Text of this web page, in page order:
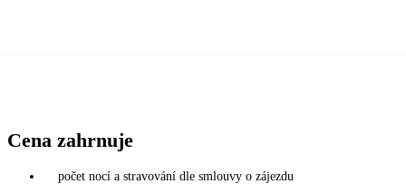
Cena zahrnuje
počet nocí a stravování dle smlouvy o zájezdu